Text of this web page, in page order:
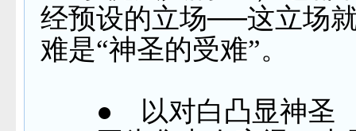
经预设的立场──这立场
难是“神圣的受难”。
● 以对白凸显神圣